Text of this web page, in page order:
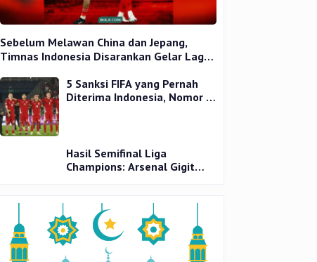
Sebelum Melawan China dan Jepang,
Timnas Indonesia Disarankan Gelar Laga
5 Sanksi FIFA yang Pernah
Diterima Indonesia, Nomor 1
Hasil Semifinal Liga
Champions: Arsenal Gigit